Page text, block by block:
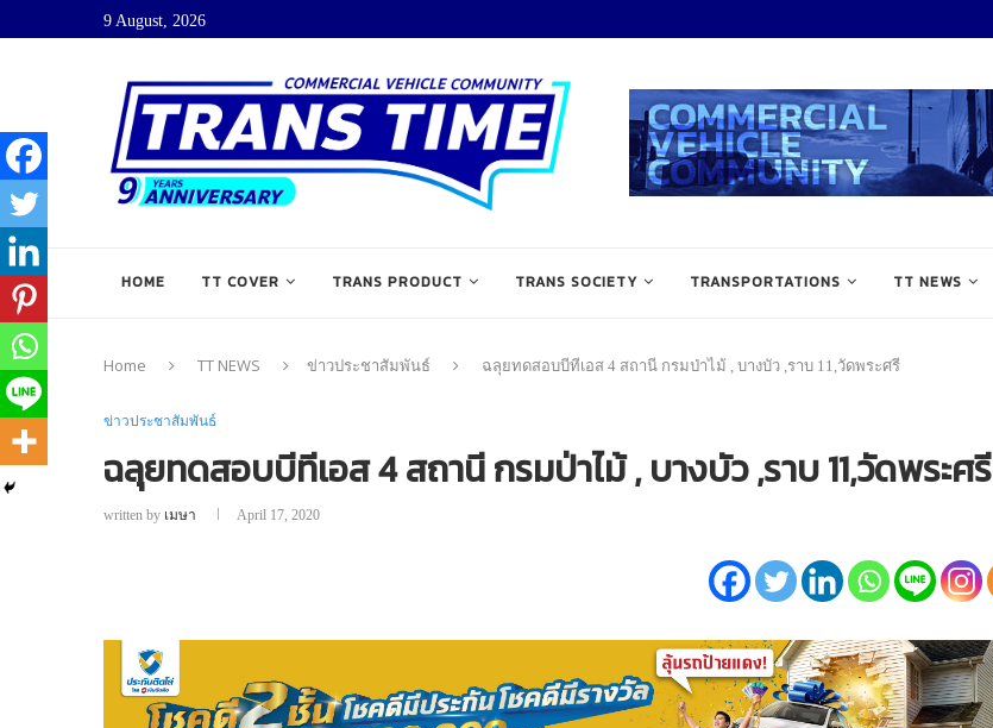
9 August, 2026
HOME TT COVER TRANS PRODUCT TRANS SOCIETY TRANSPORTATIONS TT NEWS
Home TT NEWS ข่าวประชาสัมพันธ์ ฉลุยทดสอบบีทีเอส 4 สถานี กรมป่าไม้ , บางบัว ,ราบ 11,วัดพระศรี
ข่าวประชาสัมพันธ์
ฉลุยทดสอบบีทีเอส 4 สถานี กรมป่าไม้ , บางบัว ,ราบ 11,วัดพระศรี
written by เมษา April 17, 2020